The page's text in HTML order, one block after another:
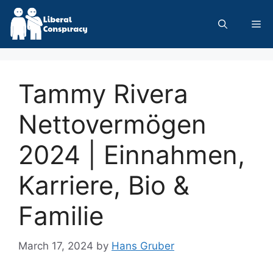
Skip
content
Tammy Rivera
Nettovermögen
2024 | Einnahmen,
Karriere, Bio &
Familie
March 17, 2024 by Hans Gruber